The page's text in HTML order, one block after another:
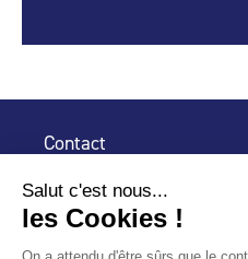
Contact
32 rue de Mogador
75 009 Paris